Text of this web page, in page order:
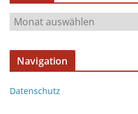
Navigation
Datenschutz